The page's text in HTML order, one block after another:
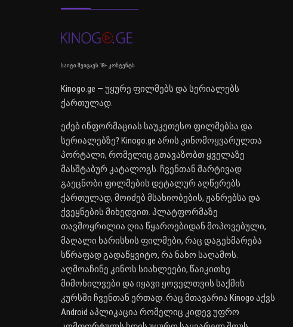
საიტი შეიცავს 18+ კონტენტს
Kinogo.ge — უყურე ფილმებს და სერიალებს
ქართულად.
ეძებ ინფორმაციას საუკეთესო ფილმებსა და
სერიალებზე? Kinogo.ge არის კინომოყვარულთა
პორტალი, რომელიც გთავაზობთ ყველაზე
მასშტაბურ კატალოგს. ჩვენთან მარტივად
გაეცნობი ფილმების დეტალურ აღწერებს
ქართულად, მოიძებ მსახიობების, ჟანრებსა და
ქვეყნების მიხედვით. პლატფორმაზე
თავმოყრილია ღია წყაროებიდან მოპოვებული,
მაღალი ხარისხის ფილმები, რაც დაგეხმარება
სწრაფად გადაწყვიტო, რა ნახო საღამოს.
აღმოაჩინე კინოს სიახლეები, წაიკითხე
მიმოხილვები და იყავი ყოველთვის საქმის
კურსში ჩვენთან ერთად. რაც მთავარია Kinogo აქვს
Android აპლიკაცია რომელიც კიდევ უფრო